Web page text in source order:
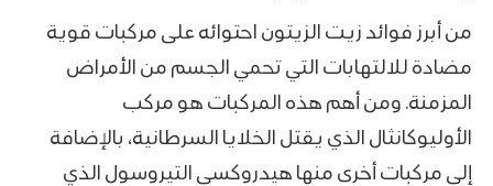
من أبرز فوائد زيت الزيتون احتوائه على مركبات قوية
مضادة للالتهابات التي تحمي الجسم من الأمراض
المزمنة. ومن أهم هذه المركبات هو مركب
الأوليوكانثال الذي يقتل الخلايا السرطانية، بالإضافة
إلى مركبات أخرى منها هيدروكسي التيروسول الذي